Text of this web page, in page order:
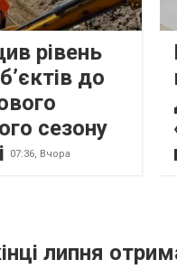
рівень
до
сезону
07:36, Вчора
липня